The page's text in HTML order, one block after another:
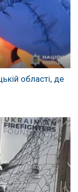
області, де